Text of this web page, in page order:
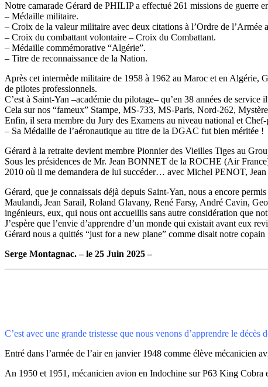
Notre camarade Gérard de PHILIP a effectué 261 missions de guerre
– Médaille militaire.
– Croix de la valeur militaire avec deux citations à l’Ordre de l’Armée
– Croix du combattant volontaire – Croix du Combattant.
– Médaille commémorative “Algérie”.
– Titre de reconnaissance de la Nation.
Après cet intermède militaire de 1958 à 1962 au Maroc et en Algérie,
de pilotes professionnels.
C’est à Saint-Yan –académie du pilotage– qu’en 38 années de
Cela sur nos “fameux” Stampe, MS-733, MS-Paris, Nord-262,
Enfin, il sera membre du Jury des Examens au niveau national et
– Sa Médaille de l’aéronautique au titre de la DGAC fut bien méritée !
Gérard à la retraite devient membre Pionnier des Vieilles Tiges au
Sous les présidences de Mr. Jean BONNET de la ROCHE (Air
2010 où il me demandera de lui succéder… avec Michel PENOT,
Gérard, que je connaissais déjà depuis Saint-Yan, nous a encore
Maulandi, Jean Sarail, Roland Glavany, René Farsy, André Cavin,
ingénieurs, eux, qui nous ont accueillis sans autre considération que
J’espère que l’envie d’apprendre d’un monde qui existait avant eux
Gérard nous a quittés “just for a new plane” comme disait notre
Serge Montagnac. – le 25 Juin 2025 –
C’est avec une grande tristesse que nous venons d’apprendre le
Entré dans l’armée de l’air en janvier 1948 comme élève mécanicien
An 1950 et 1951, mécanicien avion en Indochine sur P63 King